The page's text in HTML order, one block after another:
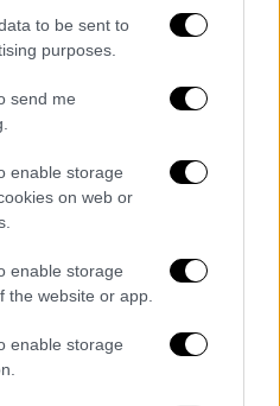
to be sent to
purposes.
send me
enable storage
on web or
enable storage
the website or app.
enable storage
αίσθησηήταν ότι
αλλά μόλις είδαμε από
ποδαράκια
έμβρυο. Αμέσως
εδώ και έκαναν
προφανώς βρήκε
το μέρος
πολύ κόσμος από δω
το σημείο»,
της καντίνας